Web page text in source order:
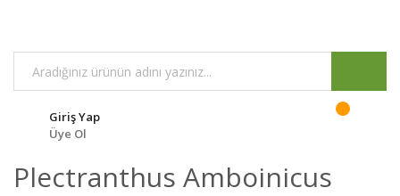
Giriş Yap
Üye Ol
Plectranthus Amboinicus